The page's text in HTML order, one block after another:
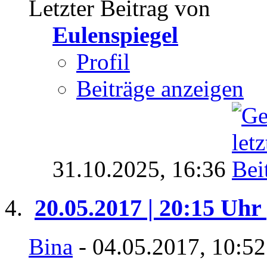
Letzter Beitrag von
Eulenspiegel
Profil
Beiträge anzeigen
31.10.2025, 16:36
20.05.2017 | 20:15
Bina - 04.05.2017,